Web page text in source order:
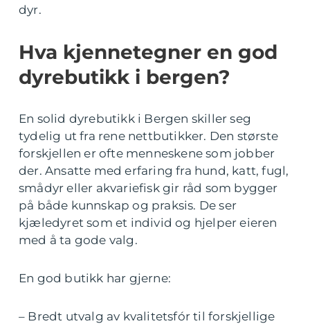
dyr.
Hva kjennetegner en god
dyrebutikk i bergen?
En solid dyrebutikk i Bergen skiller seg
tydelig ut fra rene nettbutikker. Den største
forskjellen er ofte menneskene som jobber
der. Ansatte med erfaring fra hund, katt, fugl,
smådyr eller akvariefisk gir råd som bygger
på både kunnskap og praksis. De ser
kjæledyret som et individ og hjelper eieren
med å ta gode valg.
En god butikk har gjerne:
– Bredt utvalg av kvalitetsfór til forskjellige